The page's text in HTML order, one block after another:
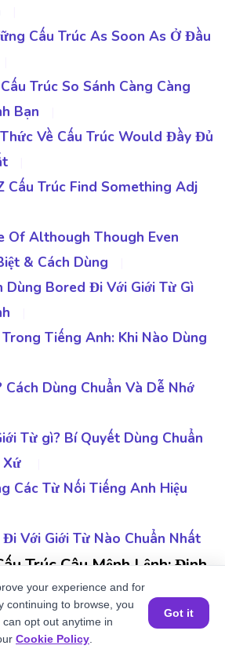
Cấu Trúc As Soon As Ở Đầu
Trúc So Sánh Càng Càng
Bạn
Về Cấu Trúc Would Đầy Đủ
Cấu Trúc Find Something Adj
Of Although Though Even
& Cách Dùng
Dùng Bored Đi Với Giới Từ Gì
Tiếng Anh: Khi Nào Dùng
Cách Dùng Chuẩn Và Dễ Nhớ
Từ gì? Bí Quyết Dùng Chuẩn
Xứ
Các Từ Nối Tiếng Anh Hiệu
Với Giới Từ Nào Chuẩn Nhất
Trúc Câu Mệnh Lệnh: Định
Dụng Trong Tiếng Anh
- Tổng Hợp Các Kiến Thức
một buổi học MIỄN PHÍ
your experience and for
continuing to browse, you
opt out anytime in
Cookie Policy
Got it